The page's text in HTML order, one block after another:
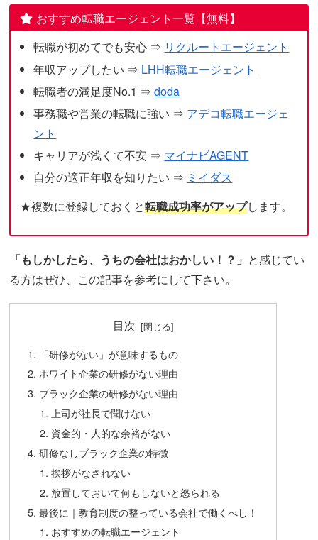
おすすめ転職エージェント一覧【無料】
転職が初めてでも安心 ⇒ リクルートエージェント
年収アップしたい ⇒ LHH転職エージェント
転職者の満足度No.1 ⇒doda
事務職や営業の転職に強い ⇒ アデコ転職エージェ
ント
キャリアが浅くて不安 ⇒ マイナビAGENT
自分の適正年収を知りたい ⇒ ミイダス
★複数に登録しておくと転職成功率がアップします。
「もしかしたら、うちの会社はおかしい！？」 と感じてい
る方はぜひ、この記事を参考にして下さい。
目次
「研修がない」が意味するもの
ホワイト企業の研修がない理由
ブラック企業の研修がない理由
上司が社長で聞けない
資金的・人的な余裕がない
研修なしブラック企業の特徴
挨拶がなされない
放置しておいて何もしないと怒られる
最後に｜教育制度の整っている会社で働くべし！
おすすめの転職エージェント